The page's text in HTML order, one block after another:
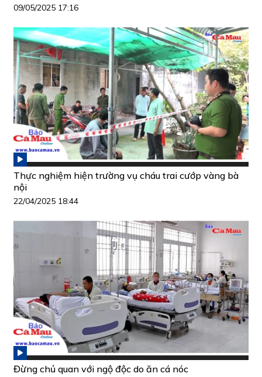
09/05/2025 17:16
Thực nghiệm hiện trường vụ cháu trai cướp vàng bà
nội
22/04/2025 18:44
Đừng chủ quan với ngộ độc do ăn cá nóc